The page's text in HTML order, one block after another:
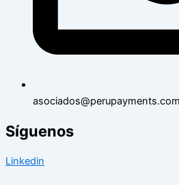
asociados@perupayments.com
Síguenos
Linkedin